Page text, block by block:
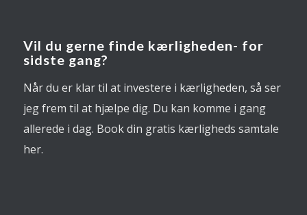
Vil du gerne finde kærligheden- for
sidste gang?
Når du er klar til at investere i kærligheden, så ser
jeg frem til at hjælpe dig. Du kan komme i gang
allerede i dag. Book din gratis kærligheds samtale
her.